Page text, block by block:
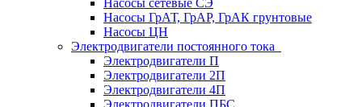
Насосы сетевые СЭ
Насосы ГрАТ, ГрАР, ГрАК грунтовые
Насосы ЦН
Электродвигатели постоянного тока
Электродвигатели П
Электродвигатели 2П
Электродвигатели 4П
Электродвигатели ПБС